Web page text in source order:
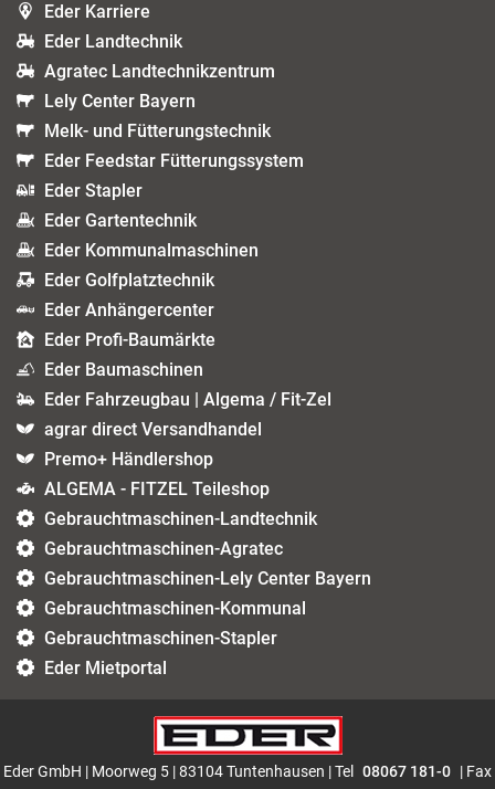
Eder Karriere
Eder Landtechnik
Agratec Landtechnikzentrum
Lely Center Bayern
Melk- und Fütterungstechnik
Eder Feedstar Fütterungssystem
Eder Stapler
Eder Gartentechnik
Eder Kommunalmaschinen
Eder Golfplatztechnik
Eder Anhängercenter
Eder Profi-Baumärkte
Eder Baumaschinen
Eder Fahrzeugbau | Algema / Fit-Zel
agrar direct Versandhandel
Premo+ Händlershop
ALGEMA - FITZEL Teileshop
Gebrauchtmaschinen-Landtechnik
Gebrauchtmaschinen-Agratec
Gebrauchtmaschinen-Lely Center Bayern
Gebrauchtmaschinen-Kommunal
Gebrauchtmaschinen-Stapler
Eder Mietportal
Eder GmbH | Moorweg 5 | 83104 Tuntenhausen | Tel 08067 181-0 | Fax